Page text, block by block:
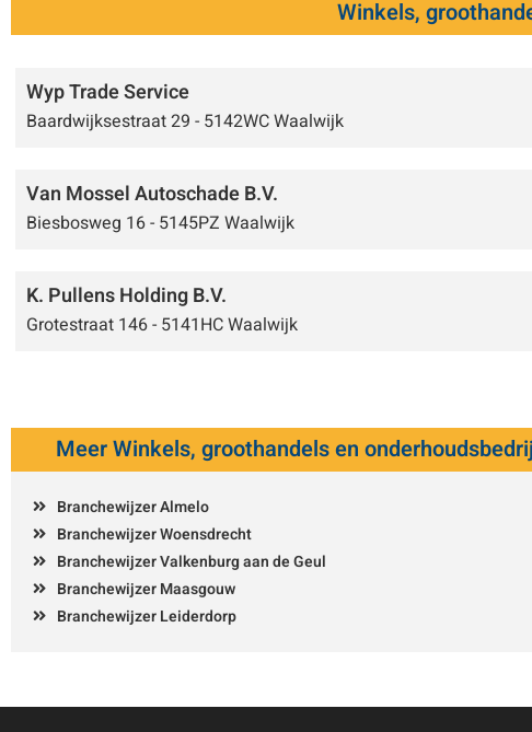
Winkels,
Wyp Trade Service
Baardwijksestraat 29 - 5142WC Waalwijk
Van Mossel Autoschade B.V.
Biesbosweg 16 - 5145PZ Waalwijk
K. Pullens Holding B.V.
Grotestraat 146 - 5141HC Waalwijk
Meer Winkels, groothandels en
Branchewijzer Almelo
Branchewijzer Woensdrecht
Branchewijzer Valkenburg aan de Geul
Branchewijzer Maasgouw
Branchewijzer Leiderdorp